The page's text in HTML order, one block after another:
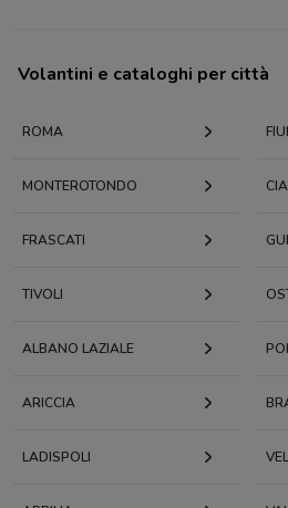
Volantini e cataloghi per città
ROMA
MONTEROTONDO
FRASCATI
TIVOLI
ALBANO LAZIALE
ARICCIA
LADISPOLI